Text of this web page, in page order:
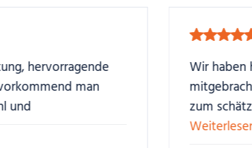
Wir haben heute "geerbten" Schmuck
mitgebracht, unteranderem einen Ring
zum schätzen und er hat gleich...